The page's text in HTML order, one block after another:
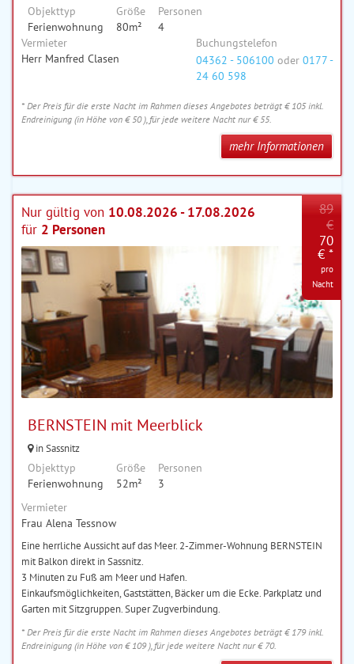
Objekttyp
Ferienwohnung
Größe
80m²
Personen
4
Vermieter
Herr Manfred Clasen
Buchungstelefon
04362 - 506100 oder 0177 -
24 60 598
* Der Preis für die erste Nacht im Rahmen dieses Angebotes beträgt € 105 inkl.
Endreinigung (in Höhe von € 50 ), für jede weitere Nacht nur € 55.
mehr Informationen
Nur gültig von 10.08.2026 - 17.08.2026
für 2 Personen
BERNSTEIN mit Meerblick
in Sassnitz
Objekttyp
Ferienwohnung
Größe
52m²
Personen
3
89
€
70
€ *
pro
Nacht
Vermieter
Frau Alena Tessnow
Eine herrliche Aussicht auf das Meer. 2-Zimmer-Wohnung BERNSTEIN
mit Balkon direkt in Sassnitz.
3 Minuten zu Fuß am Meer und Hafen.
Einkaufsmöglichkeiten, Gaststätten, Bäcker um die Ecke. Parkplatz und
Garten mit Sitzgruppen. Super Zugverbindung.
* Der Preis für die erste Nacht im Rahmen dieses Angebotes beträgt € 179 inkl.
Endreinigung (in Höhe von € 109 ), für jede weitere Nacht nur € 70.